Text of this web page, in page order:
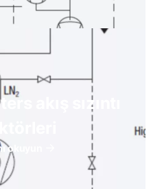
akış sızıntı
okuyun